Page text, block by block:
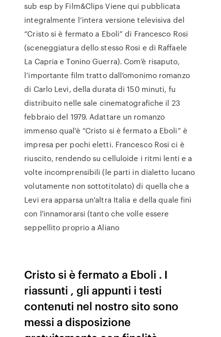
sub esp by Film&Clips Viene qui pubblicata
integralmente l’intera versione televisiva del
“Cristo si è fermato a Eboli” di Francesco Rosi
(sceneggiatura dello stesso Rosi e di Raffaele
La Capria e Tonino Guerra). Com’è risaputo,
l’importante film tratto dall’omonimo romanzo
di Carlo Levi, della durata di 150 minuti, fu
distribuito nelle sale cinematografiche il 23
febbraio del 1979. Adattare un romanzo
immenso qual'è “Cristo si è fermato a Eboli” è
impresa per pochi eletti. Francesco Rosi ci è
riuscito, rendendo su celluloide i ritmi lenti e a
volte incomprensibili (le parti in dialetto lucano
volutamente non sottotitolato) di quella che a
Levi era apparsa un'altra Italia e della quale finì
con l'innamorarsi (tanto che volle essere
seppellito proprio a Aliano
Cristo si è fermato a Eboli . I
riassunti , gli appunti i testi
contenuti nel nostro sito sono
messi a disposizione